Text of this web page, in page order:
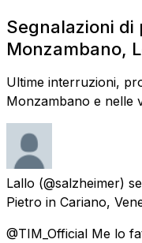
Segnalazioni di
Monzambano,
Ultime interruzioni,
Monzambano e nelle
Lallo (@salzheimer)
Pietro in Cariano,
@TIM_Official Me lo